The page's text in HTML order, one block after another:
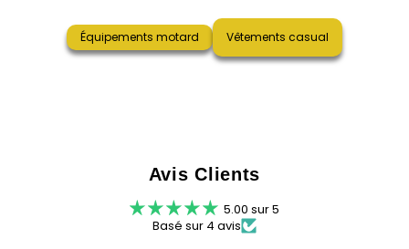
Équipements motard Vêtements casual
Avis Clients
5.00 sur 5
Basé sur 4 avis